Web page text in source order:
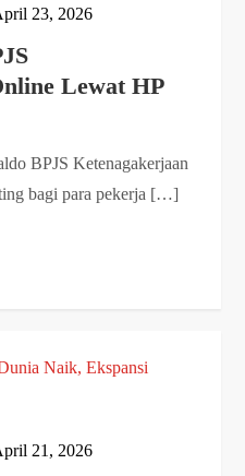
23, 2026
Lewat HP
BPJS Ketenagakerjaan
bagi para pekerja […]
21, 2026